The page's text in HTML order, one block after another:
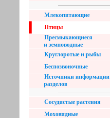
Млекопитающие
Птицы
Пресмыкающиеся
и земноводные
Круглоротые и рыбы
Беспозвоночные
Источники информации
разделов
Сосудистые растения
Моховидные